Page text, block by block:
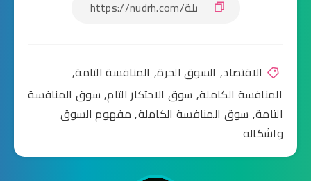
الاقتصاد, السوق الحرة, المنافسة التامة,
المنافسة الكاملة, سوق الاحتكار التام, سوق المنافسة
التامة, سوق المنافسة الكاملة, مفهوم السوق
واشكاله